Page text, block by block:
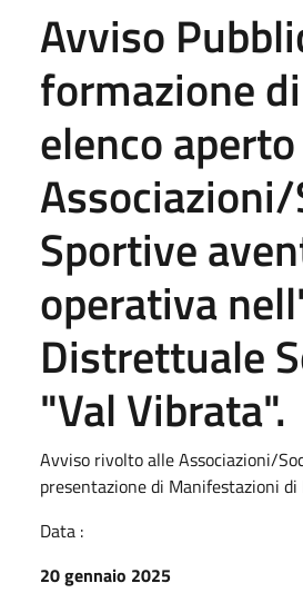
Avviso
formazione
elenco
Sportive
operativa
Distrettuale
"Val Vibrata".
Avviso rivolto alle Associazioni/
presentazione di Manifestazioni
Data :
20 gennaio 2025